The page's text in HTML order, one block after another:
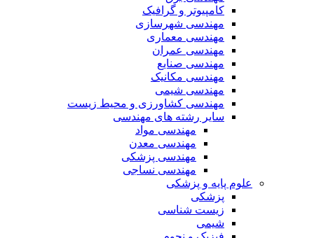
کامپیوتر و گرافیک
مهندسی شهرسازی
مهندسی معماری
مهندسی عمران
مهندسی صنایع
مهندسی مکانیک
مهندسی شیمی
مهندسی کشاورزی و محیط زیست
سایر رشته های مهندسی
مهندسی مواد
مهندسی معدن
مهندسی پزشکی
مهندسی نساجی
علوم پایه و پزشکی
پزشکی
زیست شناسی
شیمی